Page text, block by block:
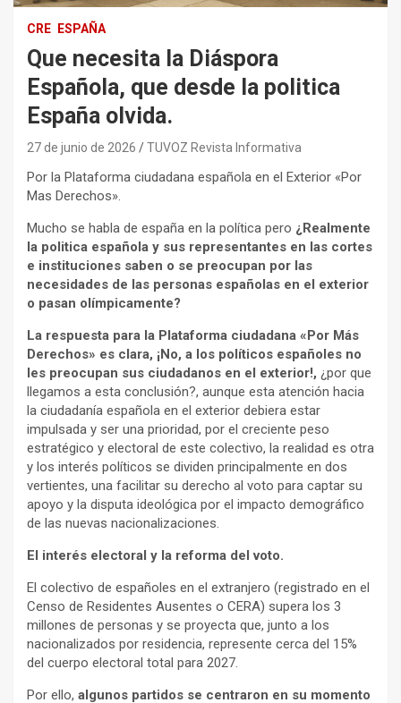
CRE ESPAÑA
Que necesita la Diáspora
Española, que desde la politica
España olvida.
27 de junio de 2026 TUVOZ Revista Informativa
Por la Plataforma ciudadana española en el Exterior «Por
Mas Derechos».
Mucho se habla de españa en la política pero ¿Realmente
la politica española y sus representantes en las cortes
e instituciones saben o se preocupan por las
necesidades de las personas españolas en el exterior
o pasan olímpicamente?
La respuesta para la Plataforma ciudadana «Por Más
Derechos» es clara, ¡No, a los políticos españoles no
les preocupan sus ciudadanos en el exterior!, ¿por que
llegamos a esta conclusión?, aunque esta atención hacia
la ciudadanía española en el exterior debiera estar
impulsada y ser una prioridad, por el creciente peso
estratégico y electoral de este colectivo, la realidad es otra
y los interés políticos se dividen principalmente en dos
vertientes, una facilitar su derecho al voto para captar su
apoyo y la disputa ideológica por el impacto demográfico
de las nuevas nacionalizaciones.
El interés electoral y la reforma del voto.
El colectivo de españoles en el extranjero (registrado en el
Censo de Residentes Ausentes o CERA) supera los 3
millones de personas y se proyecta que, junto a los
nacionalizados por residencia, represente cerca del 15%
del cuerpo electoral total para 2027.
Por ello, algunos partidos se centraron en su momento